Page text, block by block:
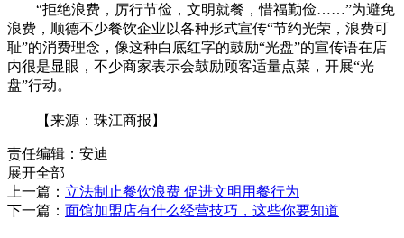
“拒绝浪费，厉行节俭，文明就餐，惜福勤俭……”为避免
浪费，顺德不少餐饮企业以各种形式宣传“节约光荣，浪费可
耻”的消费理念，像这种白底红字的鼓励“光盘”的宣传语在店
内很是显眼，不少商家表示会鼓励顾客适量点菜，开展“光
盘”行动。
【来源：珠江商报】
责任编辑：安迪
展开全部
上一篇： 立法制止餐饮浪费 促进文明用餐行为
下一篇： 面馆加盟店有什么经营技巧，这些你要知道